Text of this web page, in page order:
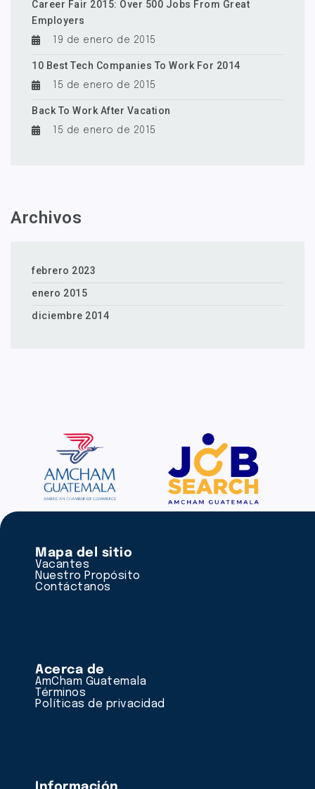
Career Fair 2015: Over 500 Jobs From Great
Employers
19 de enero de 2015
10 Best Tech Companies To Work For 2014
15 de enero de 2015
Back To Work After Vacation
15 de enero de 2015
Archivos
febrero 2023
enero 2015
diciembre 2014
Mapa del sitio
Vacantes
Nuestro Propósito
Contáctanos
Acerca de
AmCham Guatemala
Términos
Políticas de privacidad